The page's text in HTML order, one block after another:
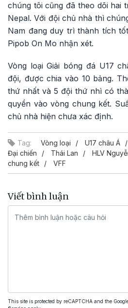
chúng tôi cũng đã theo dõi hai
Nepal. Với đội chủ nhà thì
Nam đang duy trì thành tích
Pipob On Mo nhận xét.
Vòng loại Giải bóng đá U17
đội, được chia vào 10 bảng.
thứ nhất và 5 đội thứ nhì có
quyền vào vòng chung kết.
chủ nhà hiện chưa xác định.
Tag: Vòng loại U17 châu Á
Đại chiến
Thái Lan HLV
chung kết
VFF
Viết bình luận
This site is protected by reCAPTCHA and the